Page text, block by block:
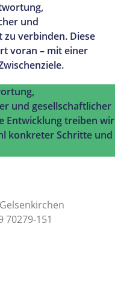
und
verbinden. Diese
voran – mit einer
und gesellschaftlicher
Entwicklung treiben wir
konkreter Schritte und
70279-151